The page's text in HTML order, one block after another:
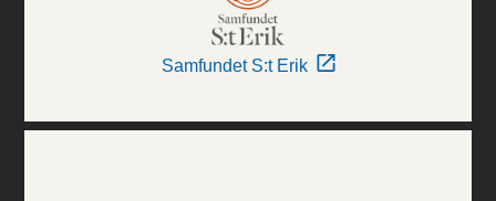
Samfundet S:t Erik